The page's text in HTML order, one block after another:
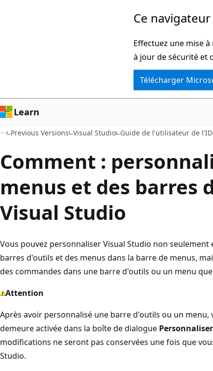
Ce
Effectuez une mise
à jour de sécurité et
Télécharger
Learn
Previous Versions Visual Studio Guide de l'utilisateur de
Comment :
menus et des barres
Visual Studio
Vous pouvez personnaliser Visual Studio non
barres d'outils et des menus dans la barre de menus,
des commandes dans une barre d'outils ou un menu
Attention
Après avoir personnalisé une barre d'outils ou un menu,
demeure activée dans la boîte de dialogue Personnaliser
modifications ne seront pas conservées une fois que
Studio.